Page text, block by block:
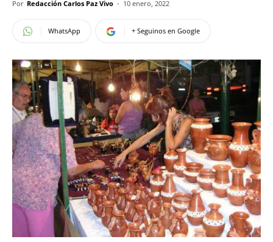
Por Redacción Carlos Paz Vivo - 10 enero, 2022
WhatsApp + Seguinos en Google